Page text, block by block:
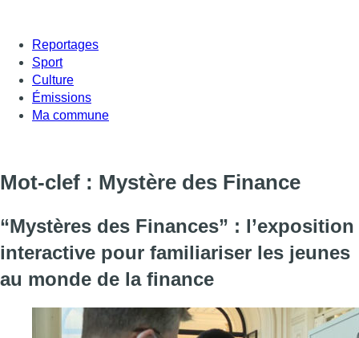
Reportages
Sport
Culture
Émissions
Ma commune
Mot-clef : Mystère des Finance
“Mystères des Finances” : l’exposition
interactive pour familiariser les jeunes
au monde de la finance